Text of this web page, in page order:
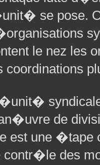
se pose.
le nez les
coordinations
de
est une �tape
contr�le des